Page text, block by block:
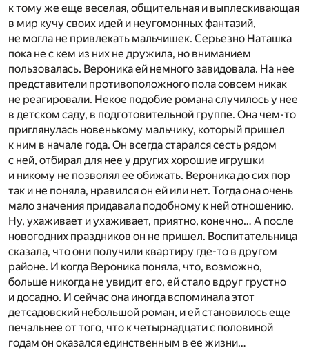
к тому же еще веселая, общительная и выплескивающая
в мир кучу своих идей и неугомонных фантазий,
не могла не привлекать мальчишек. Серьезно Наташка
пока не с кем из них не дружила, но вниманием
пользовалась. Вероника ей немного завидовала. На нее
представители противоположного пола совсем никак
не реагировали. Некое подобие романа случилось у нее
в детском саду, в подготовительной группе. Она чем-то
приглянулась новенькому мальчику, который пришел
к ним в начале года. Он всегда старался сесть рядом
с ней, отбирал для нее у других хорошие игрушки
и никому не позволял ее обижать. Вероника до сих пор
так и не поняла, нравился он ей или нет. Тогда она очень
мало значения придавала подобному к ней отношению.
Ну, ухаживает и ухаживает, приятно, конечно… А после
новогодних праздников он не пришел. Воспитательница
сказала, что они получили квартиру где-то в другом
районе. И когда Вероника поняла, что, возможно,
больше никогда не увидит его, ей стало вдруг грустно
и досадно. И сейчас она иногда вспоминала этот
детсадовский небольшой роман, и ей становилось еще
печальнее от того, что к четырнадцати с половиной
годам он оказался единственным в ее жизни…